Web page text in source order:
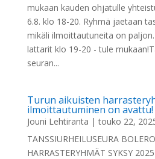
mukaan kauden ohjatulle
6.8. klo 18-20. Ryhmä jaetaan
mikäli ilmoittautuneita on
lattarit klo 19-20 - tule
seuran...
Turun aikuisten
ilmoittautuminen on avattu!
Jouni Lehtiranta |touko 22,
TANSSIURHEILUSEURA
HARRASTERYHMÄT SYKSY